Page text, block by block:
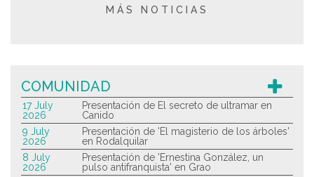
MÁS NOTICIAS
COMUNIDAD
17 July
2026
Presentación de El secreto de ultramar en
Canido
9 July
2026
Presentación de 'El magisterio de los árboles'
en Rodalquilar
8 July
2026
Presentación de 'Ernestina González, un
pulso antifranquista' en Grao